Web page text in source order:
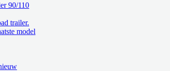
90/110
trailer.
model